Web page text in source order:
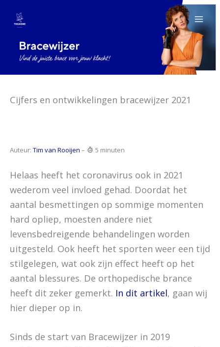
naar
inhoud
Cijfers en ontwikkelingen bracewijzer 2021
Auteur: Tim van Rooijen – 5 minuten
Helaas heeft het coronavirus ook in 2021
wederom veel invloed gehad. Doordat het
aantal besmettingen op sommige momenten
hard opliep, moesten andere niet
levensbedreigende behandelingen worden
uitgesteld. Ook heeft het sporten weer een tijd
stilgelegen, wat ook zijn effect heeft op het
aantal blessures. De orthopedische brance
heeft dit zeker gemerkt. In dit artikel, gaan wij
hier dieper op in.
Sinds de start van Bracewijzer in 2019